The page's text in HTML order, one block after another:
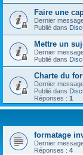
Faire une
Dernier
Publié dans
Mettre un
Dernier
Publié dans
Charte du
Dernier
Publié dans
Réponses : 1
formatage
Dernier
Réponses : 4